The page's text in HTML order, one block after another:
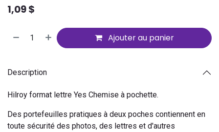
1,09$
Ajouter au panier
Description
Hilroy format lettre Yes Chemise à pochette.
Des portefeuilles pratiques à deux poches contiennent en
toute sécurité des photos, des lettres et d'autres